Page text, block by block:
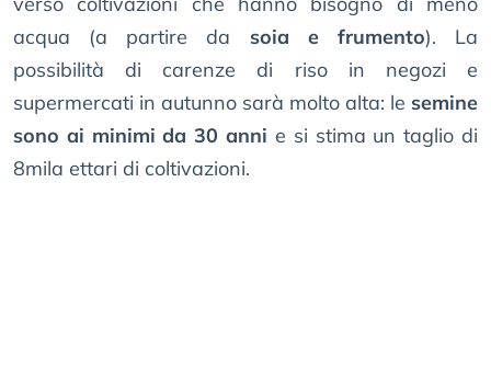
acqua (a partire da soia e frumento). La
possibilità di carenze di riso in negozi e
supermercati in autunno sarà molto alta: le semine
sono ai minimi da 30 anni e si stima un taglio di
8mila ettari di coltivazioni.